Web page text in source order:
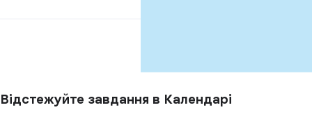
Відстежуйте завдання в Календарі